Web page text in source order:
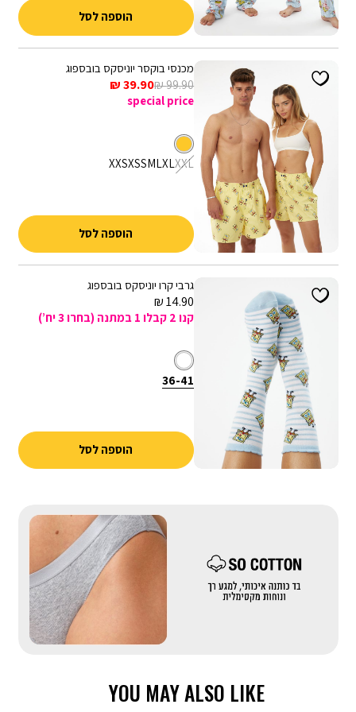
קופונים - ניתן לממש קופון אחד בהזמנה. הנחת קופון אינה חלה על דמי
משלוח, אריזת מתנה וגיפטקארד
הוספה לסל
מכנסי בוקסר יוניסקס בובספוג
מחיר
מכירה
39.90 ₪
מחיר
רגיל
99.90 ₪
special price
צבע
צהוב
מידה
XXSXSS M LXLXXL
הוספה לסל
גרבי קרו יוניסקס בובספוג
מחיר
מכירה
14.90 ₪
קנו 2 קבלו 1 במתנה (בחרו 3 יח’)
צבע
לבן
מידה
36-
36-41
הוספה לסל
מייקאובר-
YOU MAY ALSO LIKE